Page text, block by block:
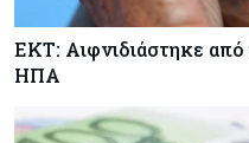
ΕΚΤ: Αιφνιδιάστηκε
ΗΠΑ